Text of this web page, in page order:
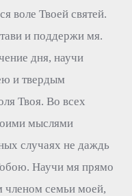
воле Твоей святей.
и поддержи мя.
дня, научи
и твердым
Твоя. Во всех
мыслями
случаях не даждь
Научи мя прямо
членом семьи моей,